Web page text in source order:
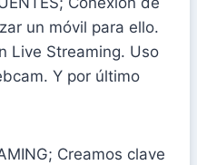
un móvil para ello.
Live Streaming. Uso
Y por último
Creamos clave